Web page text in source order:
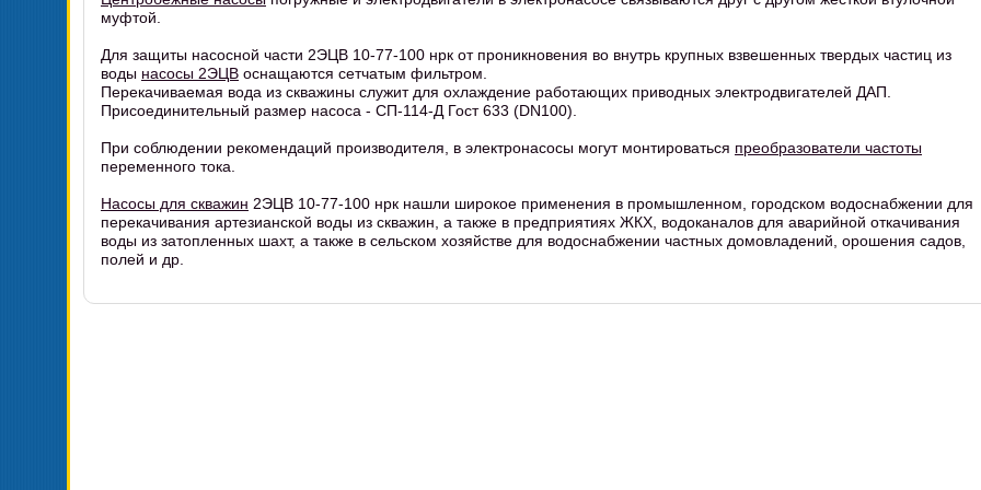
муфтой.
Для защиты насосной части 2ЭЦВ 10-77-100 нрк от проникновения во внутрь крупных взвешенных твердых частиц из
воды насосы 2ЭЦВ оснащаются сетчатым фильтром.
Перекачиваемая вода из скважины служит для охлаждение работающих приводных электродвигателей ДАП.
Присоединительный размер насоса - СП-114-Д Гост 633 (DN100).
При соблюдении рекомендаций производителя, в электронасосы могут монтироваться преобразователи частоты
переменного тока.
Насосы для скважин 2ЭЦВ 10-77-100 нрк нашли широкое применения в промышленном, городском водоснабжении для
перекачивания артезианской воды из скважин, а также в предприятиях ЖКХ, водоканалов для аварийной откачивания
воды из затопленных шахт, а также в сельском хозяйстве для водоснабжении частных домовладений, орошения садов,
полей и др.